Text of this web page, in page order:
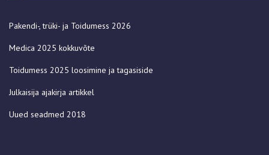
Pakendi-, trüki- ja Toidumess 2026
Medica 2025 kokkuvõte
Toidumess 2025 loosimine ja tagasiside
Julkaisija ajakirja artikkel
Uued seadmed 2018